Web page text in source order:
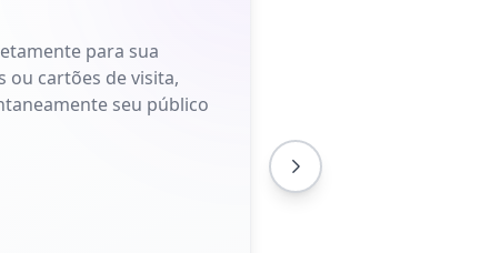
para sua
ou cartões de visita,
seu público